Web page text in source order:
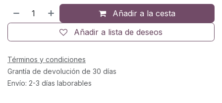
Añadir a la cesta
Añadir a lista de deseos
Términos y condiciones
Grantía de devolución de 30 días
Envío: 2-3 días laborables